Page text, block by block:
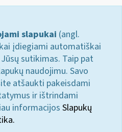
slapukai (angl.
įdiegiami automatiškai
sutikimas. Taip pat
naudojimu. Savo
atšaukti pakeisdami
ir ištrindami
informacijos Slapukų